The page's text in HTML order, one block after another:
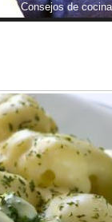
Consejos de cocina